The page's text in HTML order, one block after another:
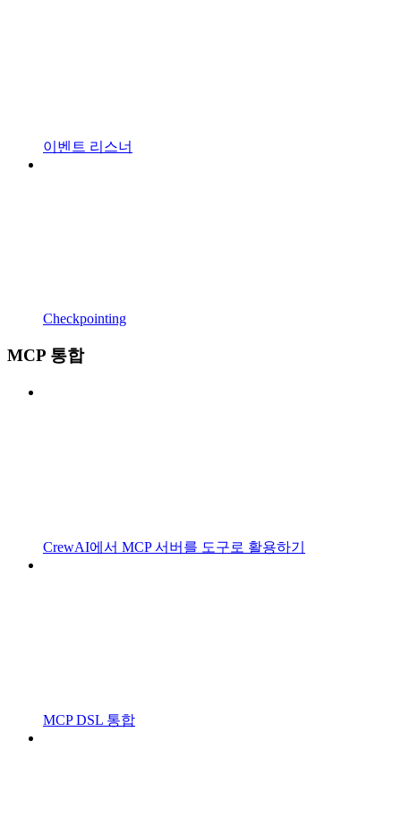
이벤트 리스너
Checkpointing
MCP 통합
CrewAI에서 MCP 서버를 도구로 활용하기
MCP DSL 통합